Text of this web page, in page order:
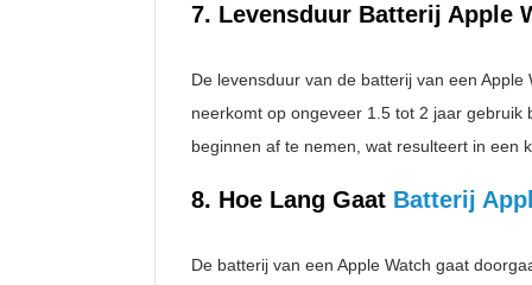
7. Levensduur Batterij Apple
De levensduur van de batterij van een
neerkomt op ongeveer 1.5 tot 2 jaar
beginnen af te nemen, wat resulteert in een
8. Hoe Lang Gaat Batterij
De batterij van een Apple Watch gaat